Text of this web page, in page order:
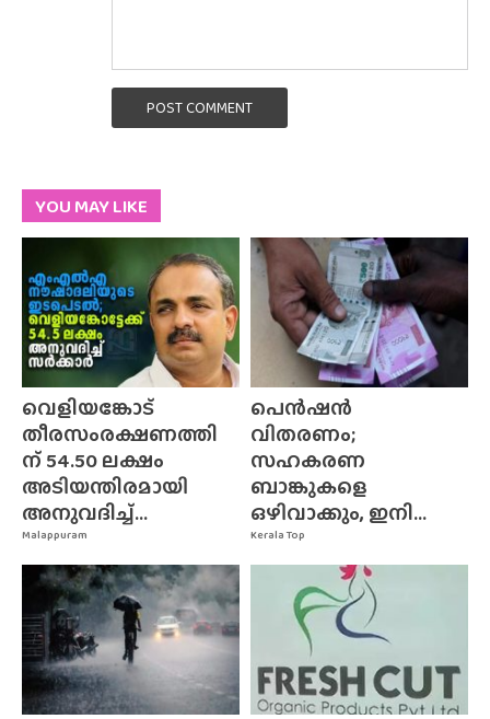
POST COMMENT
YOU MAY LIKE
Malappuram
വെളിയങ്കോട്
തീരസംരക്ഷണത്തി
ന് 54.50 ലക്ഷം
അടിയന്തിരമായി
അനുവദിച്ച്...
Kerala Top
പെൻഷൻ
വിതരണം;
സഹകരണ
ബാങ്കുകളെ
ഒഴിവാക്കും, ഇനി...